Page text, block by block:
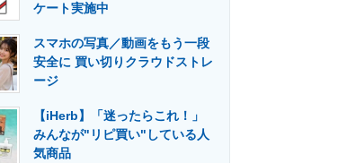
建設×テクノロジーの最前線
ケート実施中
スマホの写真／動画をもう一段
安全に 買い切りクラウドストレ
ージ
【iHerb】「迷ったらこれ！」
みんなが"リピ買い"している人
気商品